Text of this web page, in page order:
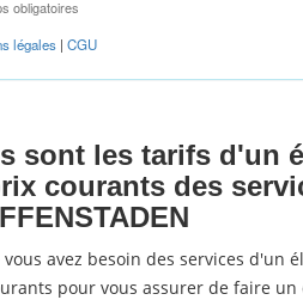
sont les tarifs d'un
courants des
vous avez besoin des services d'un
pour vous assurer de faire